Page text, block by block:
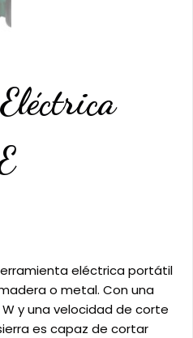
eléctrica portátil
o metal. Con una
y una velocidad de corte
es capaz de cortar